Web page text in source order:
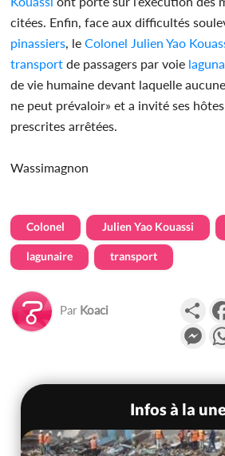
citées. Enfin, face aux difficultés
pinassiers , leColonel Julien Yao
transport de passagers par voie
de vie humaine devant laquelle
ne peut prévaloir» et a invité ses
prescrites arrêtées.
Wassimagnon
Colonel Julien Yao Kouassi
lagunaire transport
Par Koaci
Infos à la